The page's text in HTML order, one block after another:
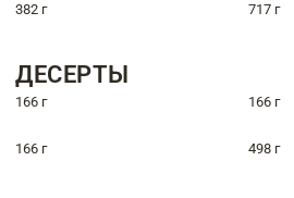
382 г 717 г
ДЕСЕРТЫ
166 г 166 г
166 г 498 г